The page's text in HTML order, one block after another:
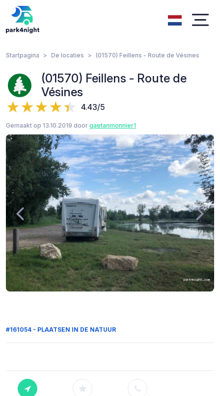
Startpagina De locaties (01570) Feillens - Route de Vésines
(01570) Feillens - Route de
Vésines
4.43/5
Gemaakt op 13.10.2019 door gaetanmonnier1
#161054 - PLAATSEN IN DE NATUUR